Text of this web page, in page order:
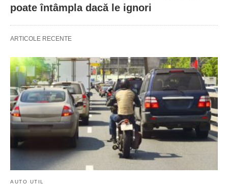
poate întâmpla dacă le ignori
ARTICOLE RECENTE
AUTO UTIL